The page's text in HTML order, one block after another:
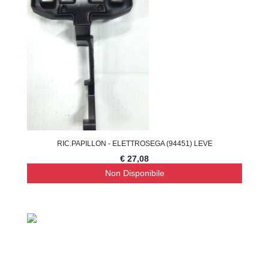
RIC.PAPILLON - ELETTROSEGA (94451) LEVE
€ 27,08
Non Disponibile